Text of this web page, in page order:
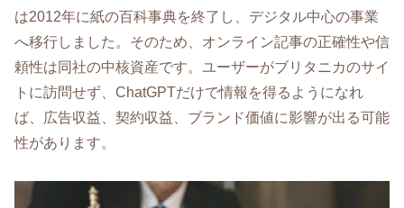
は2012年に紙の百科事典を終了し、デジタル中心の事業
へ移行しました。そのため、オンライン記事の正確性や信
頼性は同社の中核資産です。ユーザーがブリタニカのサイ
トに訪問せず、ChatGPTだけで情報を得るようになれ
ば、広告収益、契約収益、ブランド価値に影響が出る可能
性があります。